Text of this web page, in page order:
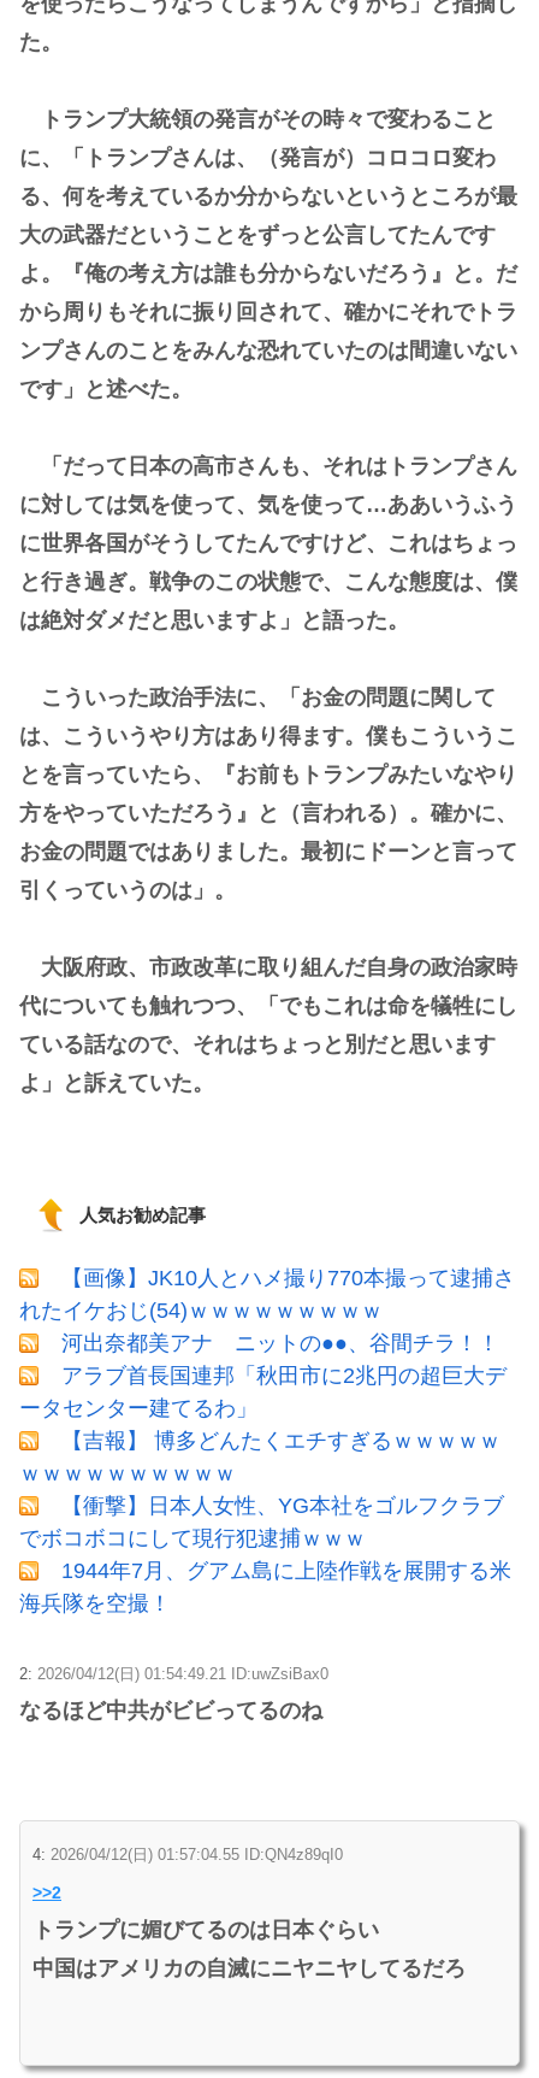
た。
トランプ大統領の発言がその時々で変わること
に、「トランプさんは、（発言が）コロコロ変わ
る、何を考えているか分からないというところが最
大の武器だということをずっと公言してたんです
よ。『俺の考え方は誰も分からないだろう』と。だ
から周りもそれに振り回されて、確かにそれでトラ
ンプさんのことをみんな恐れていたのは間違いない
です」と述べた。
「だって日本の高市さんも、それはトランプさん
に対しては気を使って、気を使って…ああいうふう
に世界各国がそうしてたんですけど、これはちょっ
と行き過ぎ。戦争のこの状態で、こんな態度は、僕
は絶対ダメだと思いますよ」と語った。
こういった政治手法に、「お金の問題に関して
は、こういうやり方はあり得ます。僕もこういうこ
とを言っていたら、『お前もトランプみたいなやり
方をやっていただろう』と（言われる）。確かに、
お金の問題ではありました。最初にドーンと言って
引くっていうのは」。
大阪府政、市政改革に取り組んだ自身の政治家時
代についても触れつつ、「でもこれは命を犠牲にし
ている話なので、それはちょっと別だと思います
よ」と訴えていた。
人気お勧め記事
【画像】JK10人とハメ撮り770本撮って逮捕さ
れたイケおじ(54)ｗｗｗｗｗｗｗｗｗ
河出奈都美アナ ニットの●●、谷間チラ！！
アラブ首長国連邦「秋田市に2兆円の超巨大デ
ータセンター建てるわ」
【吉報】 博多どんたくエチすぎるｗｗｗｗｗ
ｗｗｗｗｗｗｗｗｗｗ
【衝撃】日本人女性、YG本社をゴルフクラブ
でボコボコにして現行犯逮捕ｗｗｗ
1944年7月、グアム島に上陸作戦を展開する米
海兵隊を空撮！
2: 2026/04/12(日) 01:54:49.21 ID:uwZsiBax0
なるほど中共がビビってるのね
4: 2026/04/12(日) 01:57:04.55 ID:QN4z89qI0
>>2
トランプに媚びてるのは日本ぐらい
中国はアメリカの自滅にニヤニヤしてるだろ